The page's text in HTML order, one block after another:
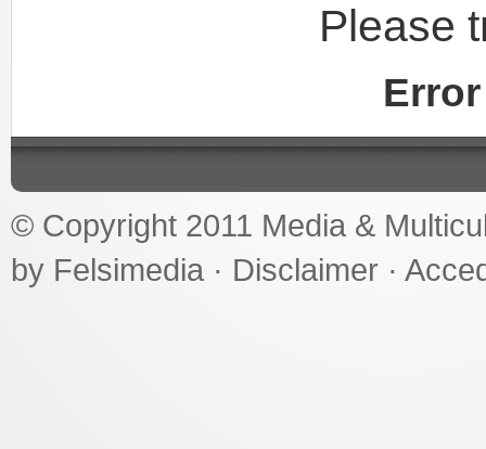
Please
© Copyright 2011 Media &
by Felsimedia · Disclaimer ·